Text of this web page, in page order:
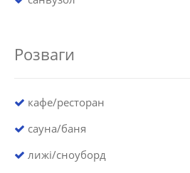
Розваги
кафе/ресторан
сауна/баня
лижі/сноуборд